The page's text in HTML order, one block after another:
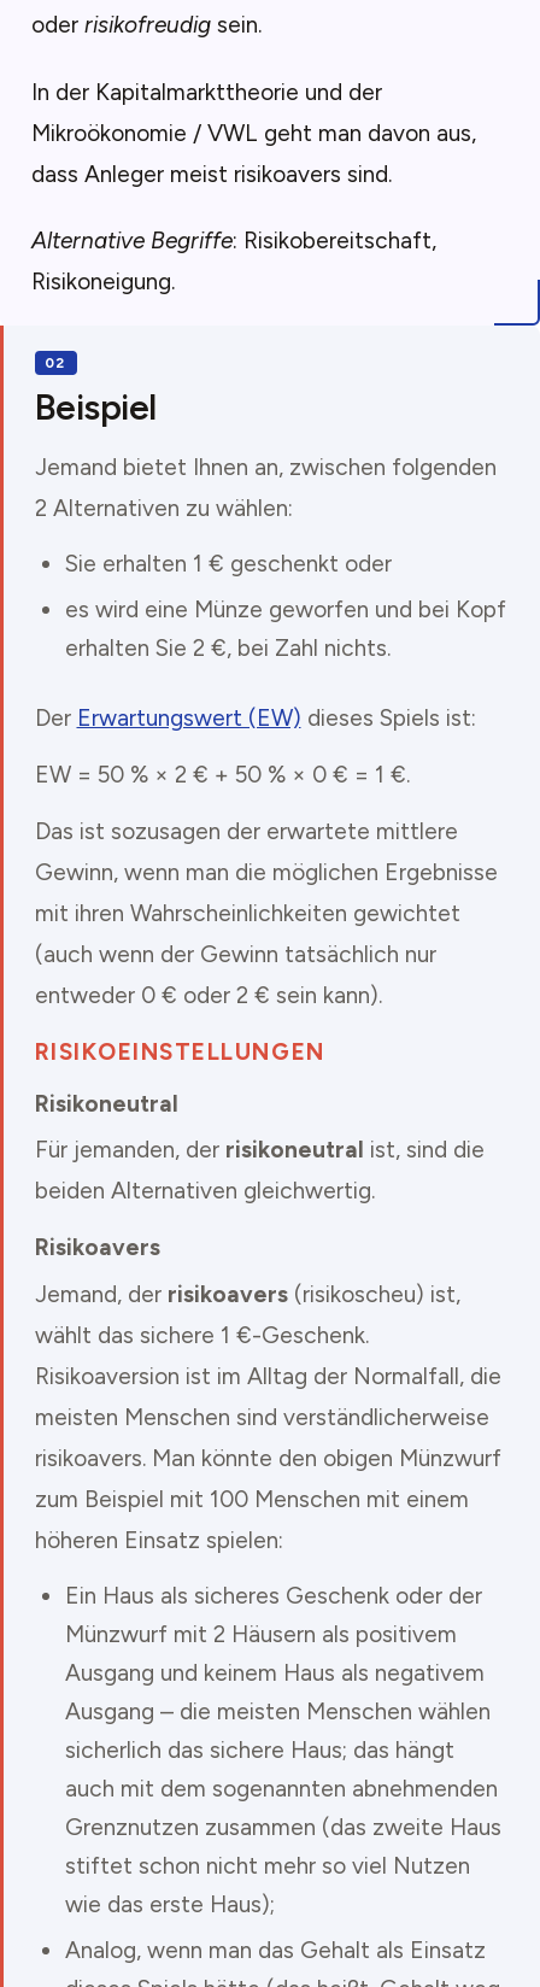
oder risikofreudigsein.
In der Kapitalmarkttheorie und der
Mikroökonomie / VWL geht man davon aus,
dass Anleger meist risikoavers sind.
Alternative Begriffe: Risikobereitschaft,
Risikoneigung.
Beispiel
Jemand bietet Ihnen an, zwischen folgenden
2 Alternativen zu wählen:
Sie erhalten 1 € geschenkt oder
es wird eine Münze geworfen und bei Kopf
erhalten Sie 2 €, bei Zahl nichts.
Der Erwartungswert (EW) dieses Spiels ist:
EW = 50 % × 2 € + 50 % × 0 € = 1 €.
Das ist sozusagen der erwartete mittlere
Gewinn, wenn man die möglichen Ergebnisse
mit ihren Wahrscheinlichkeiten gewichtet
(auch wenn der Gewinn tatsächlich nur
entweder 0 € oder 2 € sein kann).
RISIKOEINSTELLUNGEN
Risikoneutral
Für jemanden, der risikoneutral ist, sind die
beiden Alternativen gleichwertig.
Risikoavers
Jemand, der risikoavers(risikoscheu) ist,
wählt das sichere 1 €-Geschenk.
Risikoaversion ist im Alltag der Normalfall, die
meisten Menschen sind verständlicherweise
risikoavers. Man könnte den obigen Münzwurf
zum Beispiel mit 100 Menschen mit einem
höheren Einsatz spielen:
Ein Haus als sicheres Geschenk oder der
Münzwurf mit 2 Häusern als positivem
Ausgang und keinem Haus als negativem
Ausgang – die meisten Menschen wählen
sicherlich das sichere Haus; das hängt
auch mit dem sogenannten abnehmenden
Grenznutzen zusammen (das zweite Haus
stiftet schon nicht mehr so viel Nutzen
wie das erste Haus);
Analog, wenn man das Gehalt als Einsatz